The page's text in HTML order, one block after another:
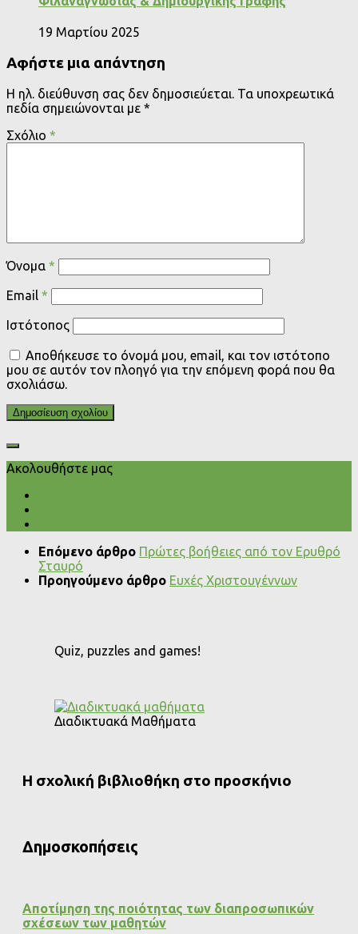
19 Μαρτίου 2025
Αφήστε μια απάντηση
Η ηλ. διεύθυνση σας δεν δημοσιεύεται. Τα υποχρεωτικά
πεδία σημειώνονται με *
Σχόλιο *
Όνομα *
Email *
Ιστότοπος
Αποθήκευσε το όνομά μου, email, και τον ιστότοπο
μου σε αυτόν τον πλοηγό για την επόμενη φορά που θα
σχολιάσω.
Ακολουθήστε μας
Επόμενο άρθρο Πρώτες βοήθειες από τον Ερυθρό
Σταυρό
Προηγούμενο άρθρο Ευχές Χριστουγέννων
Quiz, puzzles and games!
Διαδικτυακά Μαθήματα
Η σχολική βιβλιοθήκη στο προσκήνιο
Δημοσκοπήσεις
Αποτίμηση της ποιότητας των διαπροσωπικών
σχέσεων των μαθητών